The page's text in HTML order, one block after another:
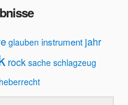
glauben instrument jahr
rock sache schlagzeug